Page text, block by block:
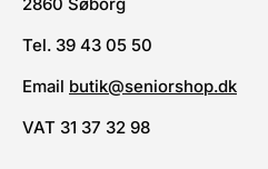
2860 Søborg
Tel. 39 43 05 50
Email butik@seniorshop.dk
VAT 31 37 32 98